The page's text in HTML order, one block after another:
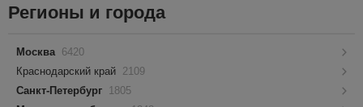
Регионы и города
Москва 6420
Краснодарский край 2109
Санкт-Петербург
1805